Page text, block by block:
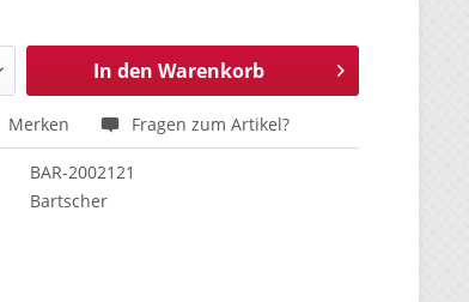
In den Warenkorb
Merken Fragen zum Artikel?
BAR-2002121
Bartscher